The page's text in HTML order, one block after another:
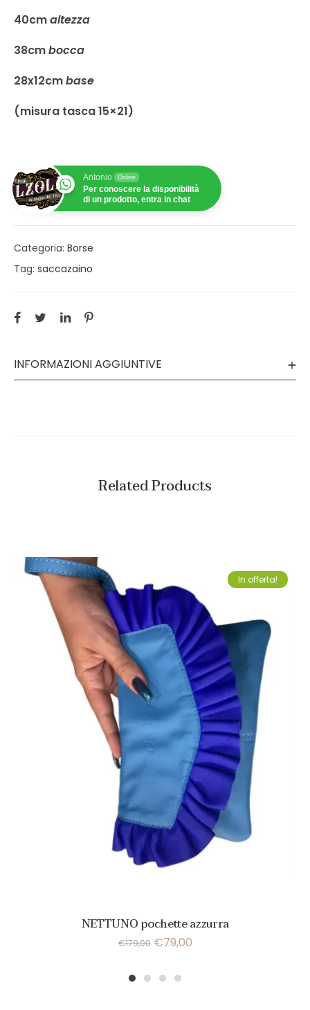
40cmaltezza
38cmbocca
28x12cmbase
(misura tasca 15×21)
Antonio Online
Per conoscere la disponibilità
di un prodotto, entra in chat
Categoria: Borse
Tag: saccazaino
INFORMAZIONI AGGIUNTIVE
Related Products
In offerta!
NETTUNO pochette azzurra
€179,00 €79,00